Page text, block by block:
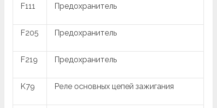
F111 Предохранитель
F205 Предохранитель
F219 Предохранитель
K79 Реле основных цепей зажигания